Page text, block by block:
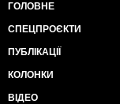
ГОЛОВНЕ
СПЕЦПРОЄКТИ
ПУБЛІКАЦІЇ
КОЛОНКИ
ВІДЕО